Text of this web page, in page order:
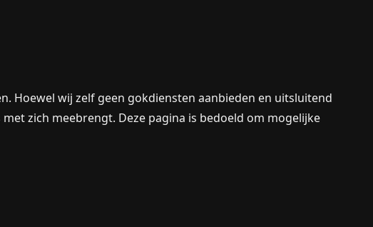
Hoewel wij zelf geen gokdiensten aanbieden en uitsluitend
zich meebrengt. Deze pagina is bedoeld om mogelijke